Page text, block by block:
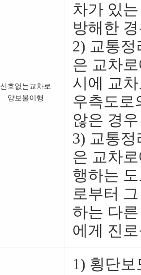
신호없는교차로
양보불이행
차가 있
방해한
2) 교통
은 교차
시에 교
우측도로
않은 경우
3) 교통
은 교차
행하는
로부터
하는 다
에게 진
1) 횡단